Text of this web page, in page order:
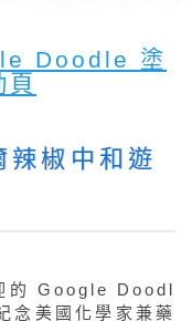
Doodle 塗
椒中和遊